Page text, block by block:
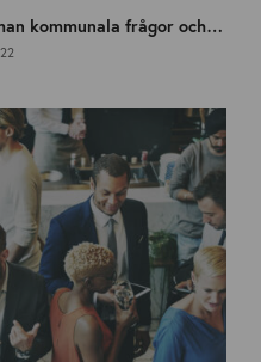
Hur påverkar och överklagar man kommunala frågor och beslut?